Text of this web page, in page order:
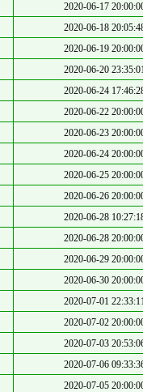
2020-06-17
2020-06-18
2020-06-19
2020-06-20
2020-06-24
2020-06-22
2020-06-23
2020-06-24
2020-06-25
2020-06-26
2020-06-28
2020-06-28
2020-06-29
2020-06-30
2020-07-01
2020-07-02
2020-07-03
2020-07-06
2020-07-05